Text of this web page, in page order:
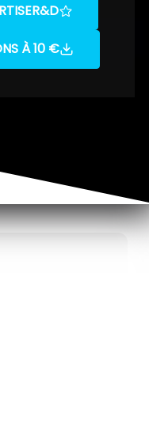
R&D
À 10 €